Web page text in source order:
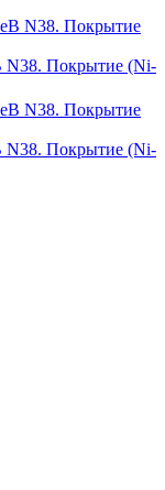
Покрытие (Ni-
Покрытие (Ni-